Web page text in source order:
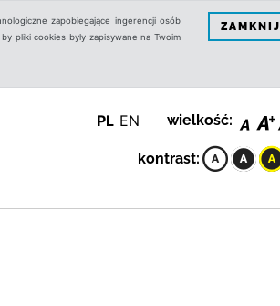
zapobiegające ingerencji osób
pliki cookies były zapisywane na Twoim
ZAMKNIJ
PL EN wielkość:
kontrast: